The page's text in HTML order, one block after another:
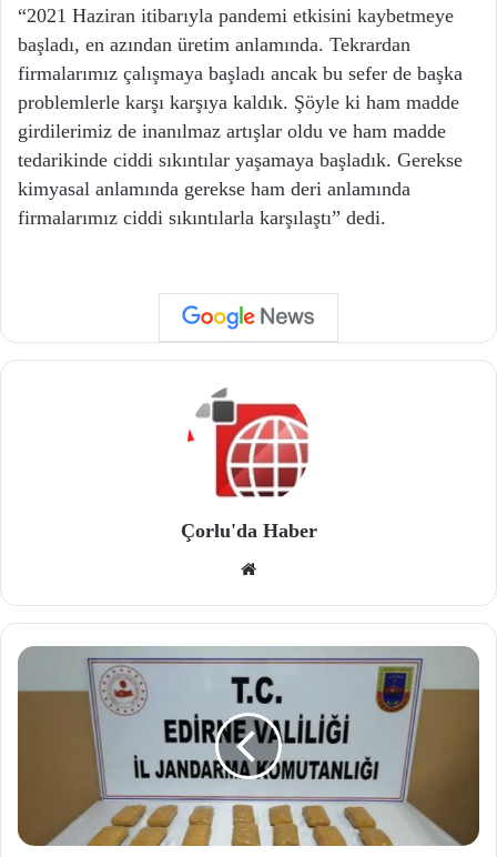
“2021 Haziran itibarıyla pandemi etkisini kaybetmeye
başladı, en azından üretim anlamında. Tekrardan
firmalarımız çalışmaya başladı ancak bu sefer de başka
problemlerle karşı karşıya kaldık. Şöyle ki ham madde
girdilerimiz de inanılmaz artışlar oldu ve ham madde
tedarikinde ciddi sıkıntılar yaşamaya başladık. Gerekse
kimyasal anlamında gerekse ham deri anlamında
firmalarımız ciddi sıkıntılarla karşılaştı” dedi.
Çorlu'da Haber
site
si